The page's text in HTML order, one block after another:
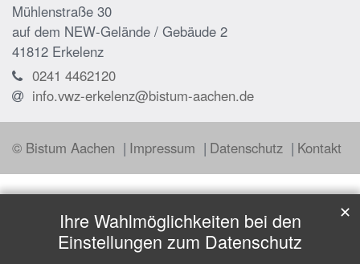
Mühlenstraße 30
auf dem NEW-Gelände / Gebäude 2
41812 Erkelenz
0241 4462120
info.vwz-erkelenz@bistum-aachen.de
© Bistum Aachen Impressum Datenschutz Kontakt
Ihre Wahlmöglichkeiten bei den
Einstellungen zum Datenschutz
✕